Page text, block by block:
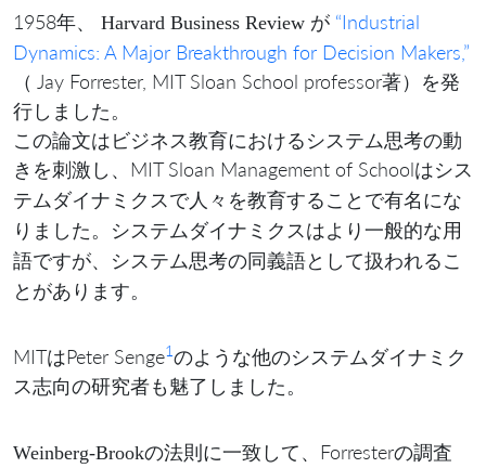
1958年、 Harvard Business Review が “Industrial
Dynamics: A Major Breakthrough for Decision Makers,”
（ Jay Forrester, MIT Sloan School professor著）を発
行しました。
この論文はビジネス教育におけるシステム思考の動
きを刺激し、MIT Sloan Management of Schoolはシス
テムダイナミクス で人々を教育することで有名にな
りました。
システムダイナミクス はより一般的な用
語ですが、
システム思考の同義語として扱われるこ
とがあります。
MITはPeter Senge1のような他のシステムダイナミク
ス志向の研究者も魅了しました。
Weinberg-Brookの法則 に一致して、Forresterの調査